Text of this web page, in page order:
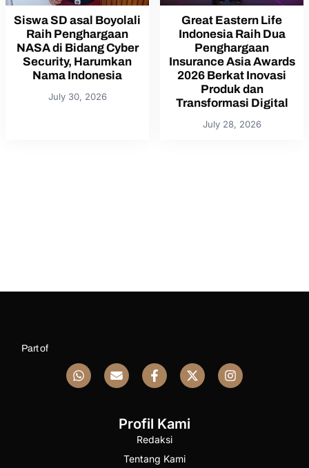
Siswa SD asal Boyolali
Raih Penghargaan
NASA di Bidang Cyber
Security, Harumkan
Nama Indonesia
July 30, 2026
Great Eastern Life
Indonesia Raih Dua
Penghargaan
Insurance Asia Awards
2026 Berkat Inovasi
Produk dan
Transformasi Digital
July 28, 2026
Part of
Profil Kami
Redaksi
Tentang Kami